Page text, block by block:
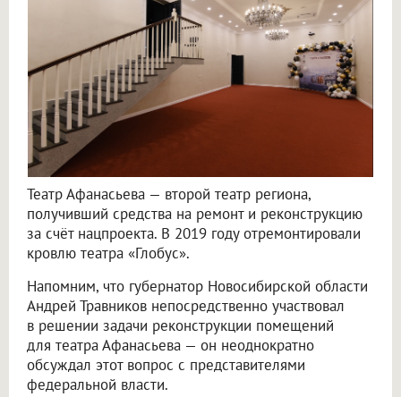
Театр Афанасьева — второй театр региона,
получивший средства на ремонт и реконструкцию
за счёт нацпроекта. В 2019 году отремонтировали
кровлю театра «Глобус».
Напомним, что губернатор Новосибирской области
Андрей Травников непосредственно участвовал
в решении задачи реконструкции помещений
для театра Афанасьева — он неоднократно
обсуждал этот вопрос с представителями
федеральной власти.